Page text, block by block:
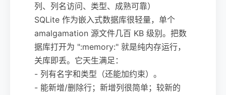
列、列名访问、类型、成熟可靠）
SQLite 作为嵌入式数据库很轻量，单个
amalgamation 源文件几百 KB 级别。把数
据库打开为 ":memory:" 就是纯内存运行，
关库即丢。它天生满足：
- 列有名字和类型（还能加约束）。
- 能新增/删除行；新增列很简单；较新的